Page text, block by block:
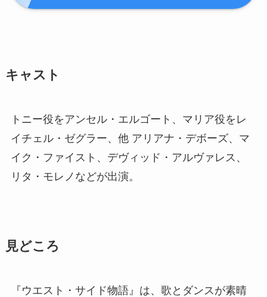
キャスト
トニー役をアンセル・エルゴート、マリア役をレ
イチェル・ゼグラー、他 アリアナ・デボーズ、マ
イク・ファイスト、デヴィッド・アルヴァレス、
リタ・モレノなどが出演。
見どころ
『ウエスト・サイド物語』は、歌とダンスが素晴